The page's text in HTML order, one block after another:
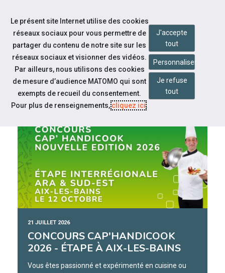
Aller au contenu
CAP EMPLOI 73-74
21 JUILLET 2026
CONCOURS CAP'HANDICOOK
2026 - ÉTAPE À AIX-LES-BAINS
Vous êtes passionné et expérimenté en cuisine ou
Le présent site Internet utilise des cookies
réseaux sociaux pour vous permettre de
partager du contenu de notre site sur les
réseaux sociaux et visionner des vidéos.
Par ailleurs, nous utilisons des cookies
de mesure d’audience MATOMO qui sont
exempts de recueil du consentement.
Pour plus de renseignements,cliquez ici.
J'accepte
tout
Personnaliser
Je refuse
tout